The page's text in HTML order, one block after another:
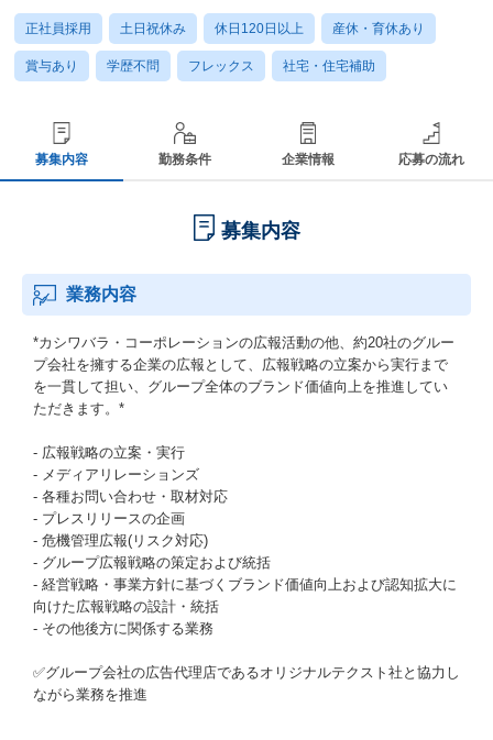
正社員採用 土日祝休み 休日120日以上 産休・育休あり
賞与あり 学歴不問 フレックス 社宅・住宅補助
募集内容 勤務条件 企業情報 応募の流れ
募集内容
業務内容
*カシワバラ・コーポレーションの広報活動の他、約20社のグルー
プ会社を擁する企業の広報として、広報戦略の立案から実行まで
を一貫して担い、グループ全体のブランド価値向上を推進してい
ただきます。*
- 広報戦略の立案・実行
- メディアリレーションズ
- 各種お問い合わせ・取材対応
- プレスリリースの企画
- 危機管理広報(リスク対応)
- グループ広報戦略の策定および統括
- 経営戦略・事業方針に基づくブランド価値向上および認知拡大に
向けた広報戦略の設計・統括
- その他後方に関係する業務
✅グループ会社の広告代理店であるオリジナルテクスト社と協力し
ながら業務を推進